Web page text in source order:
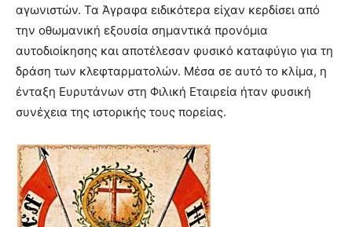
αγωνιστών. Τα Άγραφα ειδικότερα είχαν κερδίσει από
την οθωμανική εξουσία σημαντικά προνόμια
αυτοδιοίκησης και αποτέλεσαν φυσικό καταφύγιο για τη
δράση των κλεφταρματολών. Μέσα σε αυτό το κλίμα, η
ένταξη Ευρυτάνων στη Φιλική Εταιρεία ήταν φυσική
συνέχεια της ιστορικής τους πορείας.